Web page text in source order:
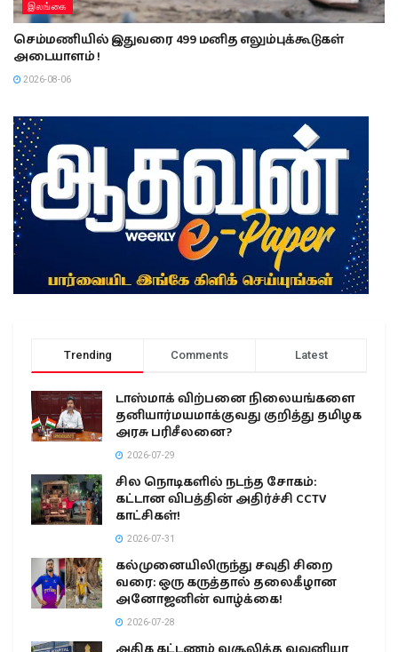
இலங்கை
செம்மணியில் இதுவரை 499 மனித எலும்புக்கூடுகள்
அடையாளம் !
2026-08-06
Trending Comments Latest
டாஸ்மாக் விற்பனை நிலையங்களை
தனியார்மயமாக்குவது குறித்து தமிழக
அரசு பரிசீலனை?
2026-07-29
சில நொடிகளில் நடந்த சோகம்:
கட்டான விபத்தின் அதிர்ச்சி CCTV
காட்சிகள்!
2026-07-31
கல்முனையிலிருந்து சவுதி சிறை
வரை: ஒரு கருத்தால் தலைகீழான
அனோஜனின் வாழ்க்கை!
2026-07-28